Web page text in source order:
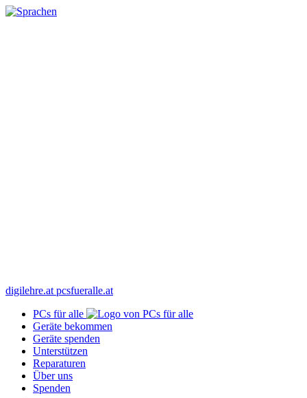
digilehre.at pcsfueralle.at
PCs für alle
Geräte bekommen
Geräte spenden
Unterstützen
Reparaturen
Über uns
Spenden